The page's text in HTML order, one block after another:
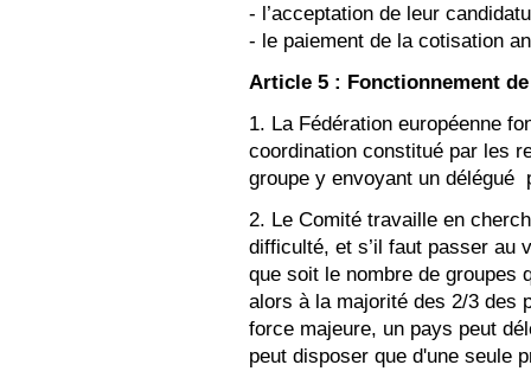
- l’acceptation de leur
- le paiement de la cotisation
Article 5 : Fonctionnement
1. La Fédération européenne
coordination constitué par les
groupe y envoyant un délégué
2. Le Comité travaille en
difficulté, et s’il faut passer au
que soit le nombre de
alors à la majorité des 2/3 des
force majeure, un pays peut
peut disposer que d'une seule